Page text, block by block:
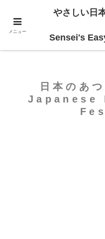
For Beginners
日本のあ
Japanese
メニュー
やさしい日
Sensei's